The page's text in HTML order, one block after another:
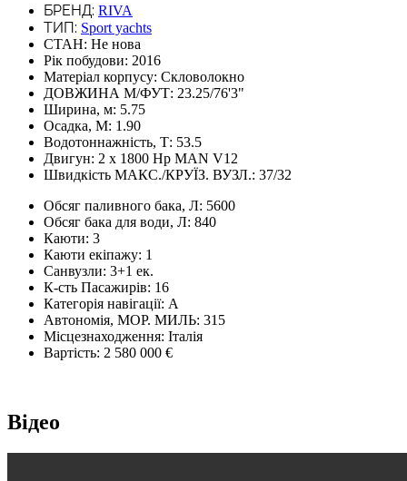
БРЕНД: RIVA
ТИП: Sport yachts
СТАН: Не нова
Рік побудови: 2016
Матеріал корпусу: Скловолокно
ДОВЖИНА М/ФУТ: 23.25/76'3"
Ширина, м: 5.75
Осадка, М: 1.90
Водотоннажність, Т: 53.5
Двигун: 2 х 1800 Hp MAN V12
Швидкість МАКС./КРУЇЗ. ВУЗЛ.: 37/32
Обсяг паливного бака, Л: 5600
Обсяг бака для води, Л: 840
Каюти: 3
Каюти екіпажу: 1
Санвузли: 3+1 ек.
К-сть Пасажирів: 16
Категорія навігації: А
Автономія, МОР. МИЛЬ: 315
Місцезнаходження: Італія
Вартість: 2 580 000 €
Відео